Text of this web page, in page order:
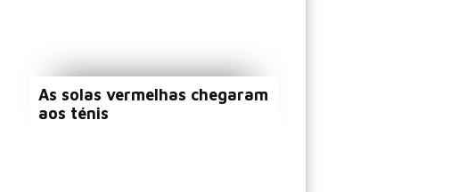
As solas vermelhas chegaram
aos ténis